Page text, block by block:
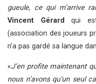
gueule, ce qui m’arrive
Vincent Gérard
qui
(association des joueurs
n’a pas gardé sa langue
«J’en profite maintenant
nous n’avons qu’un seul